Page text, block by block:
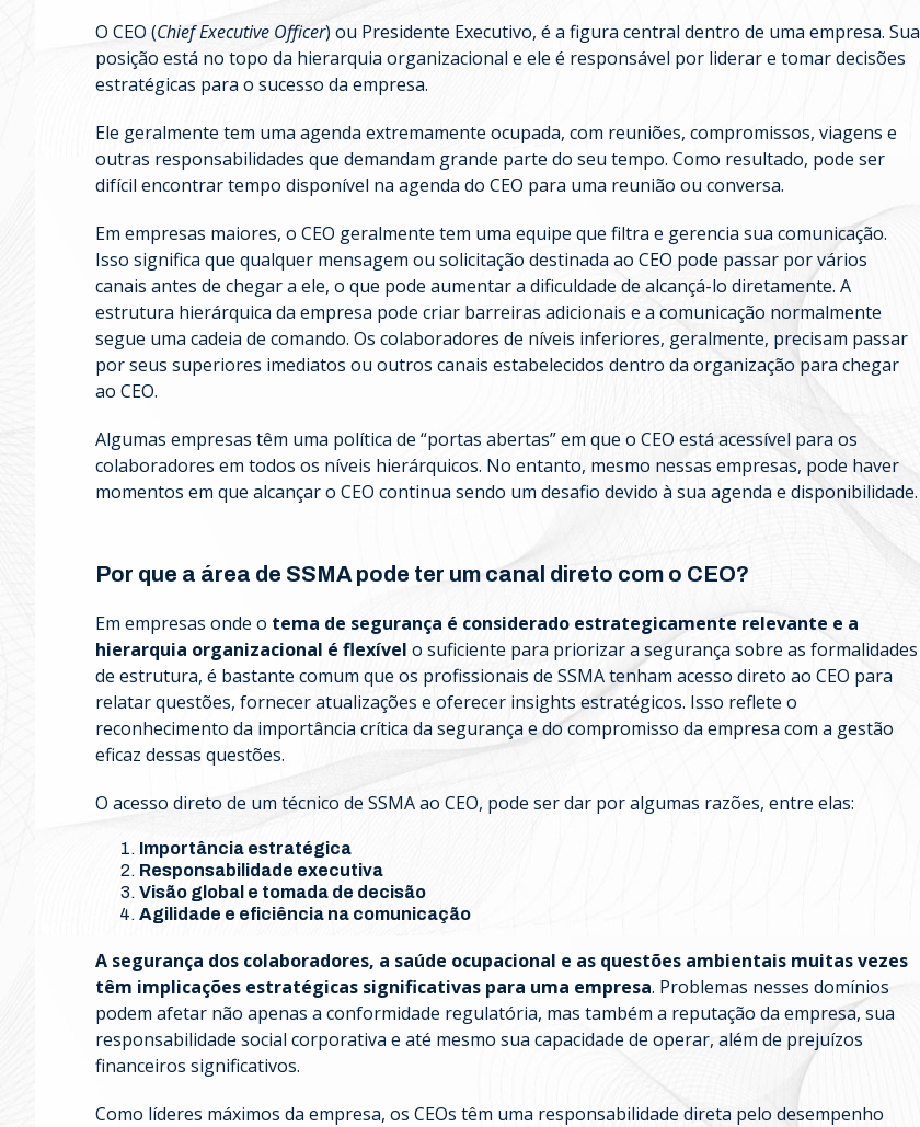
O CEO (Chief Executive Officer) ou Presidente Executivo, é a figura central dentro de uma empresa. Sua
posição está no topo da hierarquia organizacional e ele é responsável por liderar e tomar decisões
estratégicas para o sucesso da empresa.
Ele geralmente tem uma agenda extremamente ocupada, com reuniões, compromissos, viagens e
outras responsabilidades que demandam grande parte do seu tempo. Como resultado, pode ser
difícil encontrar tempo disponível na agenda do CEO para uma reunião ou conversa.
Em empresas maiores, o CEO geralmente tem uma equipe que filtra e gerencia sua comunicação.
Isso significa que qualquer mensagem ou solicitação destinada ao CEO pode passar por vários
canais antes de chegar a ele, o que pode aumentar a dificuldade de alcançá-lo diretamente. A
estrutura hierárquica da empresa pode criar barreiras adicionais e a comunicação normalmente
segue uma cadeia de comando. Os colaboradores de níveis inferiores, geralmente, precisam passar
por seus superiores imediatos ou outros canais estabelecidos dentro da organização para chegar
ao CEO.
Algumas empresas têm uma política de “portas abertas” em que o CEO está acessível para os
colaboradores em todos os níveis hierárquicos. No entanto, mesmo nessas empresas, pode haver
momentos em que alcançar o CEO continua sendo um desafio devido à sua agenda e disponibilidade.
Por que a área de SSMA pode ter um canal direto com o CEO?
Em empresas onde o tema de segurança é considerado estrategicamente relevante e a
hierarquia organizacional é flexível o suficiente para priorizar a segurança sobre as formalidades
de estrutura, é bastante comum que os profissionais de SSMA tenham acesso direto ao CEO para
relatar questões, fornecer atualizações e oferecer insights estratégicos. Isso reflete o
reconhecimento da importância crítica da segurança e do compromisso da empresa com a gestão
eficaz dessas questões.
O acesso direto de um técnico de SSMA ao CEO, pode ser dar por algumas razões, entre elas:
Importância estratégica
Responsabilidade executiva
Visão global e tomada de decisão
Agilidade e eficiência na comunicação
A segurança dos colaboradores, a saúde ocupacional e as questões ambientais muitas vezes
têm implicações estratégicas significativas para uma empresa. Problemas nesses domínios
podem afetar não apenas a conformidade regulatória, mas também a reputação da empresa, sua
responsabilidade social corporativa e até mesmo sua capacidade de operar, além de prejuízos
financeiros significativos.
Como líderes máximos da empresa, os CEOs têm uma responsabilidade direta pelo desempenho